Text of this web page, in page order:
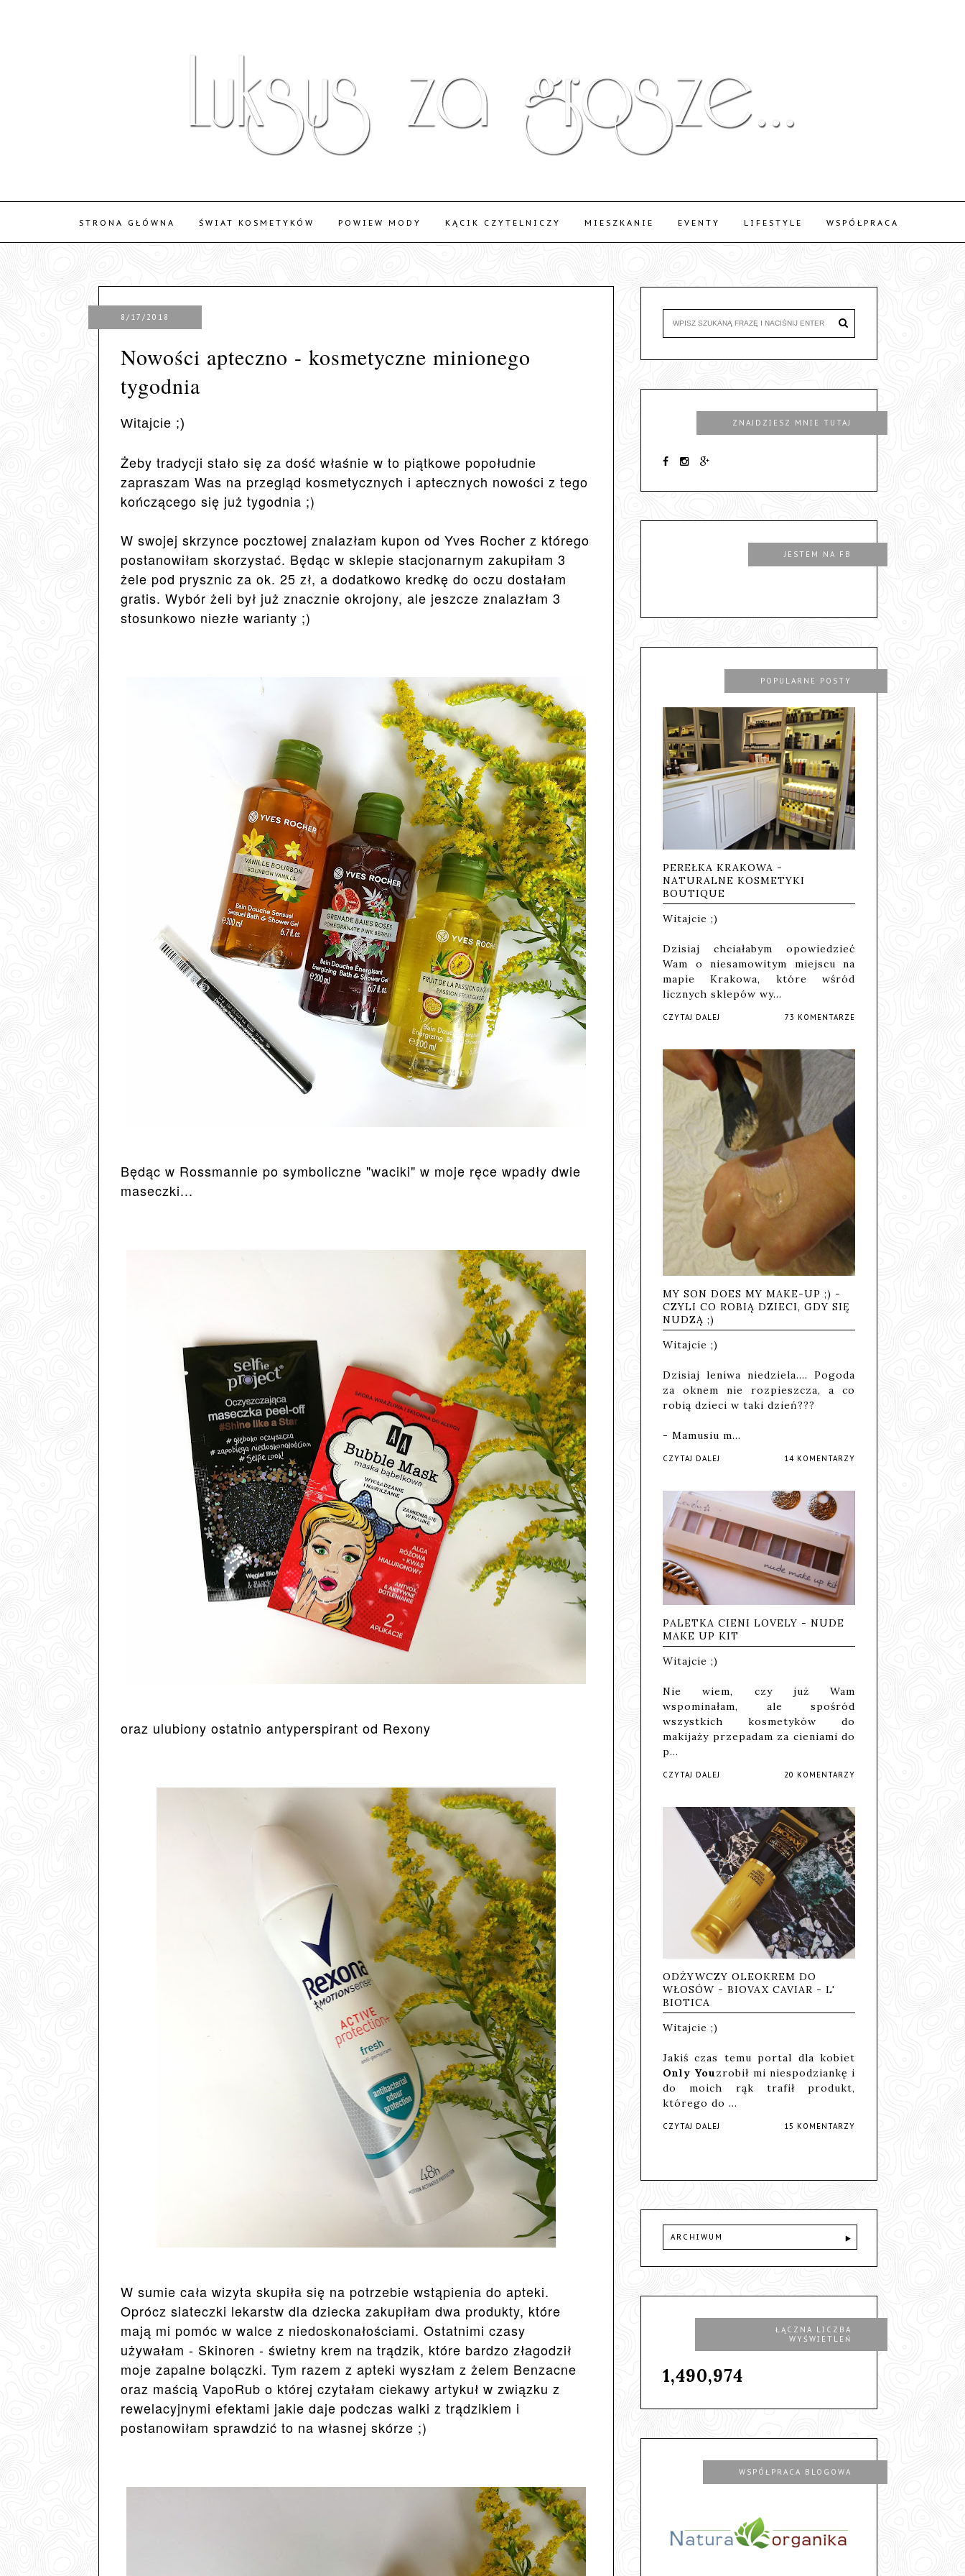
STRONA GŁÓWNA ŚWIAT KOSMETYKÓW POWIEW MODY KĄCIK CZYTELNICZY MIESZKANIE EVENTY LIFESTYLE WSPÓŁPRACA
8/17/2018
Nowości apteczno - kosmetyczne minionego
tygodnia
Witajcie ;)
Żeby tradycji stało się za dość właśnie w to piątkowe popołudnie
zapraszam Was na przegląd kosmetycznych i aptecznych nowości z tego
kończącego się już tygodnia ;)
W swojej skrzynce pocztowej znalazłam kupon od Yves Rocher z którego
postanowiłam skorzystać. Będąc w sklepie stacjonarnym zakupiłam 3
żele pod prysznic za ok. 25 zł, a dodatkowo kredkę do oczu dostałam
gratis. Wybór żeli był już znacznie okrojony, ale jeszcze znalazłam 3
stosunkowo niezłe warianty ;)
Będąc w Rossmannie po symboliczne "waciki" w moje ręce wpadły dwie
maseczki...
oraz ulubiony ostatnio antyperspirant od Rexony
W sumie cała wizyta skupiła się na potrzebie wstąpienia do apteki.
Oprócz siateczki lekarstw dla dziecka zakupiłam dwa produkty, które
mają mi pomóc w walce z niedoskonałościami. Ostatnimi czasy
używałam - Skinoren - świetny krem na trądzik, które bardzo złagodził
moje zapalne bolączki. Tym razem z apteki wyszłam z żelem Benzacne
oraz maścią VapoRub o której czytałam ciekawy artykuł w związku z
rewelacyjnymi efektami jakie daje podczas walki z trądzikiem i
postanowiłam sprawdzić to na własnej skórze ;)
ZNAJDZIESZ MNIE TUTAJ
JESTEM NA FB
POPULARNE POSTY
PEREŁKA KRAKOWA -
NATURALNE KOSMETYKI
BOUTIQUE
Witajcie ;)
Dzisiaj chciałabym opowiedzieć
Wam o niesamowitym miejscu na
mapie Krakowa, które wśród
licznych sklepów wy…
CZYTAJ DALEJ 73 KOMENTARZE
MY SON DOES MY MAKE-UP ;) -
CZYLI CO ROBIĄ DZIECI, GDY SIĘ
NUDZĄ ;)
Witajcie ;)
Dzisiaj leniwa niedziela.... Pogoda
za oknem nie rozpieszcza, a co
robią dzieci w taki dzień???
- Mamusiu m…
CZYTAJ DALEJ 14 KOMENTARZY
PALETKA CIENI LOVELY - NUDE
MAKE UP KIT
Witajcie ;)
Nie wiem, czy już Wam
wspominałam, ale spośród
wszystkich kosmetyków do
makijaży przepadam za cieniami do
p…
CZYTAJ DALEJ 20 KOMENTARZY
ODŻYWCZY OLEOKREM DO
WŁOSÓW - BIOVAX CAVIAR - L'
BIOTICA
Witajcie ;)
Jakiś czas temu portal dla kobiet
Only Youzrobił mi niespodziankę i
do moich rąk trafił produkt,
którego do …
CZYTAJ DALEJ 15 KOMENTARZY
ARCHIWUM
ŁĄCZNA LICZBA
WYŚWIETLEŃ
1,490,974
WSPÓŁPRACA BLOGOWA